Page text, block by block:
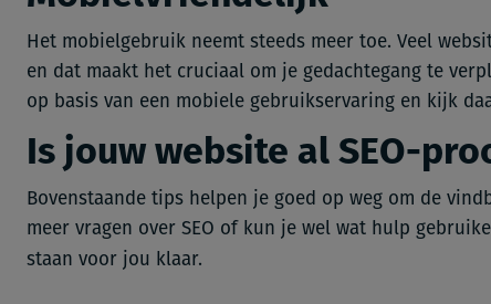
Het mobielgebruik neemt steeds meer toe. Veel
en dat maakt het cruciaal om je gedachtegang te
op basis van een mobiele gebruikservaring en kijk
Is jouw website al SEO-
Bovenstaande tips helpen je goed op weg om de
meer vragen over SEO of kun je wel wat hulp
staan voor jou klaar.